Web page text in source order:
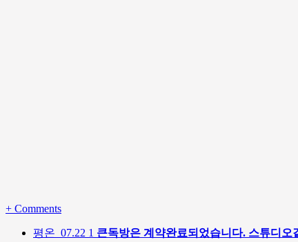
+ Comments
평온 07.22 1 큰독방은 계약완료되었습니다. 스튜디